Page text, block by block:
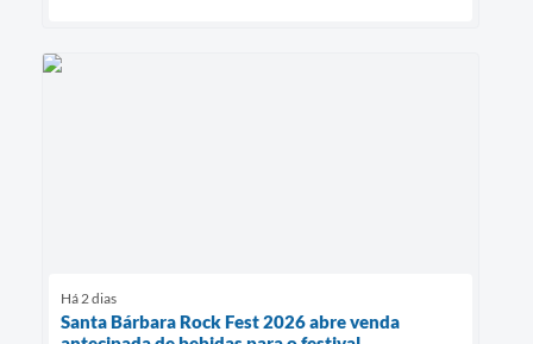
Há 2 dias
Santa Bárbara Rock Fest 2026 abre venda